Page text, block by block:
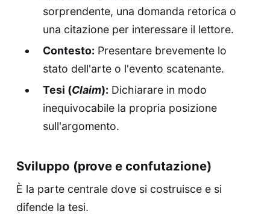
sorprendente, una domanda retorica o
una citazione per interessare il lettore.
Contesto: Presentare brevemente lo
stato dell'arte o l'evento scatenante.
Tesi (Claim): Dichiarare in modo
inequivocabile la propria posizione
sull'argomento.
Sviluppo (prove e confutazione)
È la parte centrale dove si costruisce e si
difende la tesi.